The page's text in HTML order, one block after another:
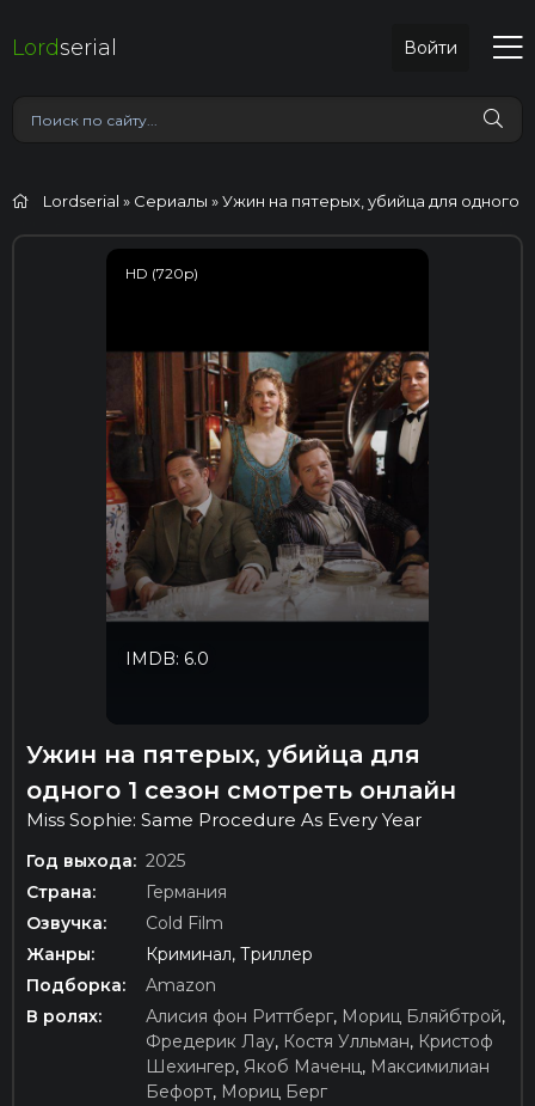
Lordserial Войти
Lordserial » Сериалы » Ужин на пятерых, убийца для одного
HD (720p)
IMDB: 6.0
Ужин на пятерых, убийца для
одного 1 сезон смотреть онлайн
Miss Sophie: Same Procedure As Every Year
Год выхода: 2025
Страна:
Германия
Озвучка:
Cold Film
Жанры:
Криминал, Триллер
Подборка:
Amazon
В ролях:
Алисия фон Риттберг, Мориц Бляйбтрой,
Фредерик Лау, Костя Улльман, Кристоф
Шехингер, Якоб Маченц, Максимилиан
Бефорт, Мориц Берг